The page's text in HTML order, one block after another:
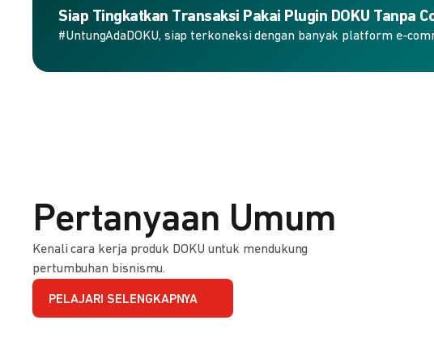
Siap Tingkatkan Transaksi Pakai Plugin DOKU Tanpa
#UntungAdaDOKU, siap terkoneksi dengan banyak platform e-
Pertanyaan Umum
Kenali cara kerja produk DOKU untuk mendukung
pertumbuhan bisnismu.
PELAJARI SELENGKAPNYA